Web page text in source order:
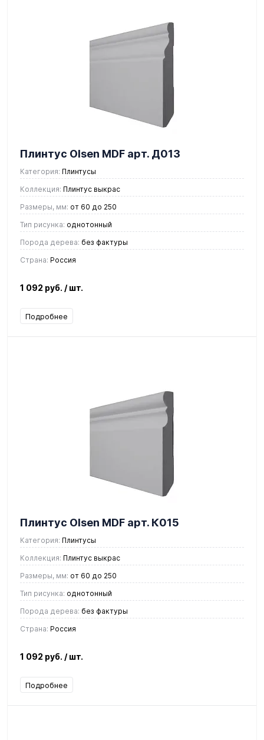
Плинтус Olsen MDF арт. Д013
Категория: Плинтусы
Коллекция: Плинтус выкрас
Размеры, мм: от 60 до 250
Тип рисунка: однотонный
Порода дерева: без фактуры
Страна: Россия
1 092 руб. / шт.
Подробнее
Плинтус Olsen MDF арт. К015
Категория: Плинтусы
Коллекция: Плинтус выкрас
Размеры, мм: от 60 до 250
Тип рисунка: однотонный
Порода дерева: без фактуры
Страна: Россия
1 092 руб. / шт.
Подробнее